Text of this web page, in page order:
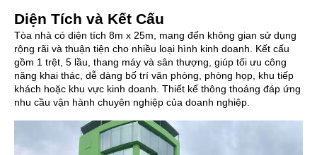
Diện Tích và Kết Cấu
Tòa nhà có diện tích 8m x 25m, mang đến không gian sử dụng
rộng rãi và thuận tiện cho nhiều loại hình kinh doanh. Kết cấu
gồm 1 trệt, 5 lầu, thang máy và sân thượng, giúp tối ưu công
năng khai thác, dễ dàng bố trí văn phòng, phòng họp, khu tiếp
khách hoặc khu vực kinh doanh. Thiết kế thông thoáng đáp ứng
nhu cầu vận hành chuyên nghiệp của doanh nghiệp.